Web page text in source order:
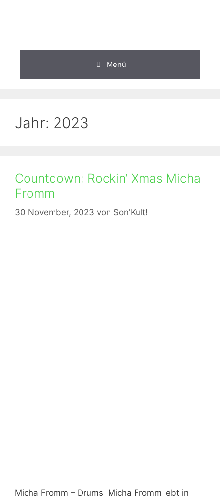
Menü
Jahr: 2023
Countdown: Rockin‘ Xmas Micha
Fromm
30 November, 2023 von Son'Kult!
Micha Fromm – Drums Micha Fromm lebt in